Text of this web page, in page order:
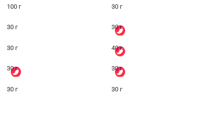
100 г 30 г
30 г 30 г
30 г 40 г
30 г 30 г
30 г 30 г